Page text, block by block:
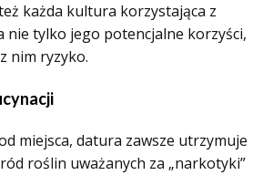
każda kultura korzystająca z
nie tylko jego potencjalne korzyści,
nim ryzyko.
miejsca, datura zawsze utrzymuje
roślin uważanych za „narkotyki”